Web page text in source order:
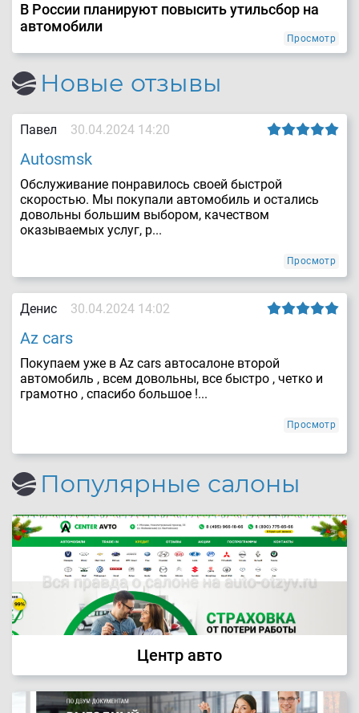
В России планируют повысить утильсбор на
автомобили
Просмотр
Новые отзывы
Павел 30.04.2024 14:20
Autosmsk
Обслуживание понравилось своей быстрой
скоростью. Мы покупали автомобиль и остались
довольны большим выбором, качеством
оказываемых услуг, р...
Просмотр
Денис 30.04.2024 14:02
Az cars
Покупаем уже в Az cars автосалоне второй
автомобиль , всем довольны, все быстро , четко и
грамотно , спасибо большое !...
Просмотр
Популярные салоны
Центр авто